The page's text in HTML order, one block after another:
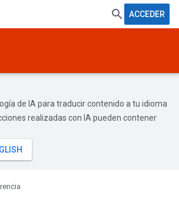
ACCEDER
de IA para traducir contenido a tu idioma
realizadas con IA pueden contener